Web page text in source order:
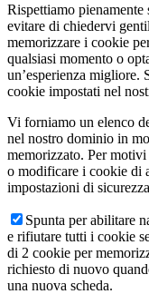
Rispettiamo
evitare di chiedervi
memorizzare i cookie
qualsiasi momento o
un’esperienza
cookie impostati nel
Vi forniamo un elenco
nel nostro dominio in
memorizzato. Per
o modificare i cookie di
impostazioni di
Spunta per abilitare
e rifiutare tutti i cookie
di 2 cookie per
richiesto di nuovo
una nuova scheda.